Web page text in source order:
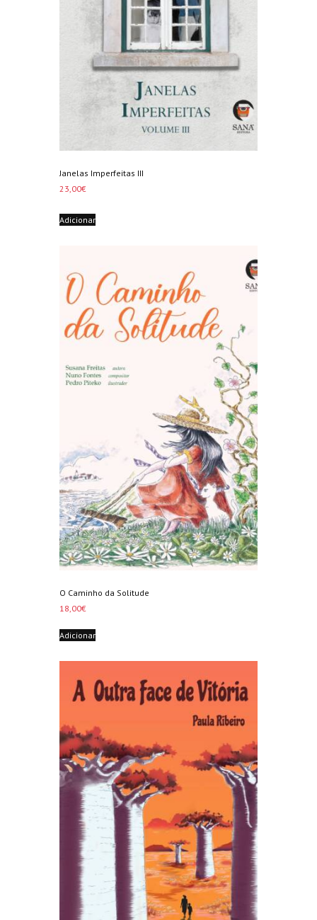
Janelas Imperfeitas III
23,00€
Adicionar
O Caminho da Solitude
18,00€
Adicionar